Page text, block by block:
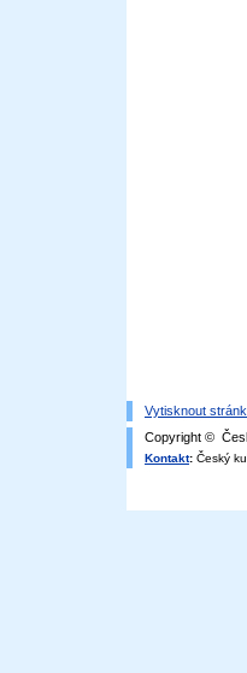
Vytisknout
Copyright ©
Kontakt: Český